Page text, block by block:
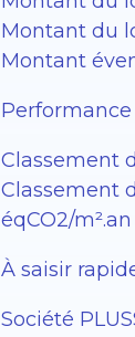
Montant du
Montant
Classement
Classement
éqCO2/m².an
À saisir
Société